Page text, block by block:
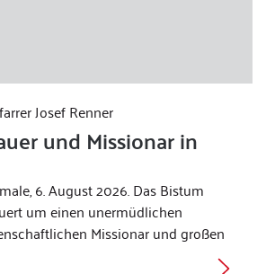
Josef Renner
und Missionar in
6. August 2026. Das Bistum
um einen unermüdlichen
Missionar und großen